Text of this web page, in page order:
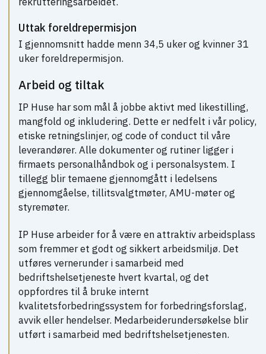
Uttak foreldrepermisjon
I gjennomsnitt hadde menn 34,5 uker og kvinner 31
uker foreldrepermisjon.
Arbeid og tiltak
IP Huse har som mål å jobbe aktivt med likestilling,
mangfold og inkludering. Dette er nedfelt i vår policy,
etiske retningslinjer, og code of conduct til våre
leverandører. Alle dokumenter og rutiner ligger i
firmaets personalhåndbok og i personalsystem. I
tillegg blir temaene gjennomgått i ledelsens
gjennomgåelse, tillitsvalgtmøter, AMU-møter og
styremøter.
IP Huse arbeider for å være en attraktiv arbeidsplass
som fremmer et godt og sikkert arbeidsmiljø. Det
utføres vernerunder i samarbeid med
bedriftshelsetjeneste hvert kvartal, og det
oppfordres til å bruke internt
kvalitetsforbedringssystem for forbedringsforslag,
avvik eller hendelser. Medarbeiderundersøkelse blir
utført i samarbeid med bedriftshelsetjenesten.